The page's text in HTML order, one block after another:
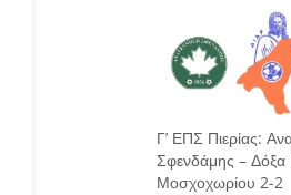
Γ’ ΕΠΣ Πιερίας:
Σφενδάμης – Δόξα
Μοσχοχωρίου 2-2